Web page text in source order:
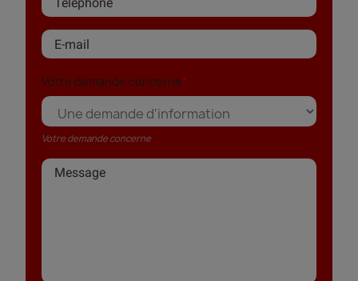
Votre demande concerne
Votre demande concerne